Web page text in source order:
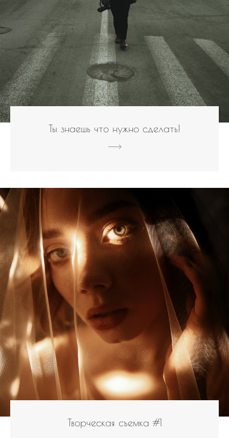
Ты знаешь что нужно сделать!
Творческая съемка #1